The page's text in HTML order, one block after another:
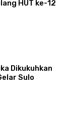
HUT ke-12
Dikukuhkan
Sulo